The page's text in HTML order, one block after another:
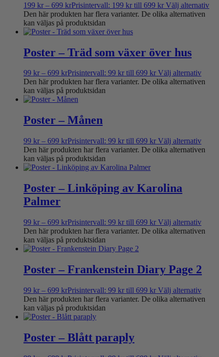
199 kr – 699 krPrisintervall: 199 kr till 699 kr Välj alternativ
Den här produkten har flera varianter. De olika alternativen
kan väljas på produktsidan
Poster – Träd som växer över hus
99 kr – 699 krPrisintervall: 99 kr till 699 kr Välj alternativ
Den här produkten har flera varianter. De olika alternativen
kan väljas på produktsidan
Poster – Månen
99 kr – 699 krPrisintervall: 99 kr till 699 kr Välj alternativ
Den här produkten har flera varianter. De olika alternativen
kan väljas på produktsidan
Poster – Linköping av Karolina
Palmer
99 kr – 699 krPrisintervall: 99 kr till 699 kr Välj alternativ
Den här produkten har flera varianter. De olika alternativen
kan väljas på produktsidan
Poster – Frankenstein Diary Page 2
99 kr – 699 krPrisintervall: 99 kr till 699 kr Välj alternativ
Den här produkten har flera varianter. De olika alternativen
kan väljas på produktsidan
Poster – Blått paraply